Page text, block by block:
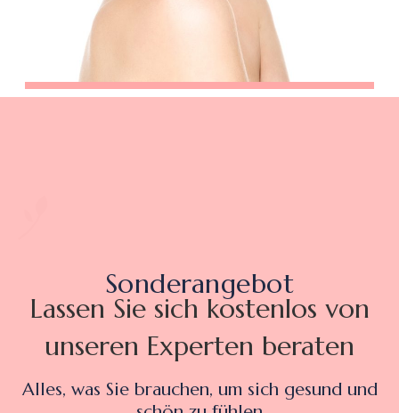
Sonderangebot
Lassen Sie sich kostenlos von
unseren Experten beraten
Alles, was Sie brauchen, um sich gesund und